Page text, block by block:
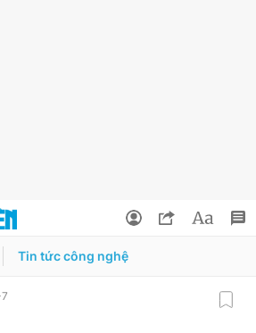
BÁO
Tin tức công nghệ